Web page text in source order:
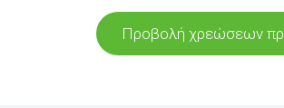
Προβολή χρεώσεων